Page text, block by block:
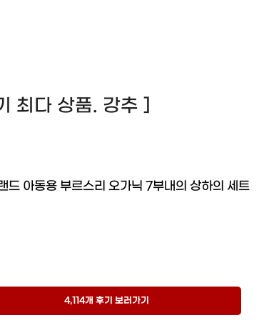
최다 상품. 강추 ]
드 아동용 부르스리 오가닉 7부내의 상하의 세트
4,114개 후기 보러가기